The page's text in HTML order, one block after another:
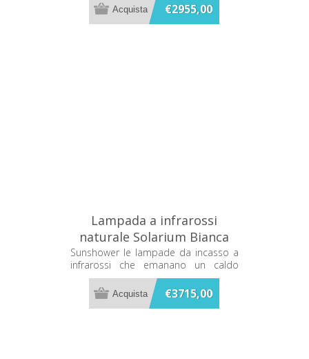
€2955,00
Lampada a infrarossi
naturale Solarium Bianca
Sunshower One L L0500-
L0101
Sunshower le lampade da incasso a
infrarossi che emanano un caldo
terapeutico mentre ti fai la doccia
€3715,00